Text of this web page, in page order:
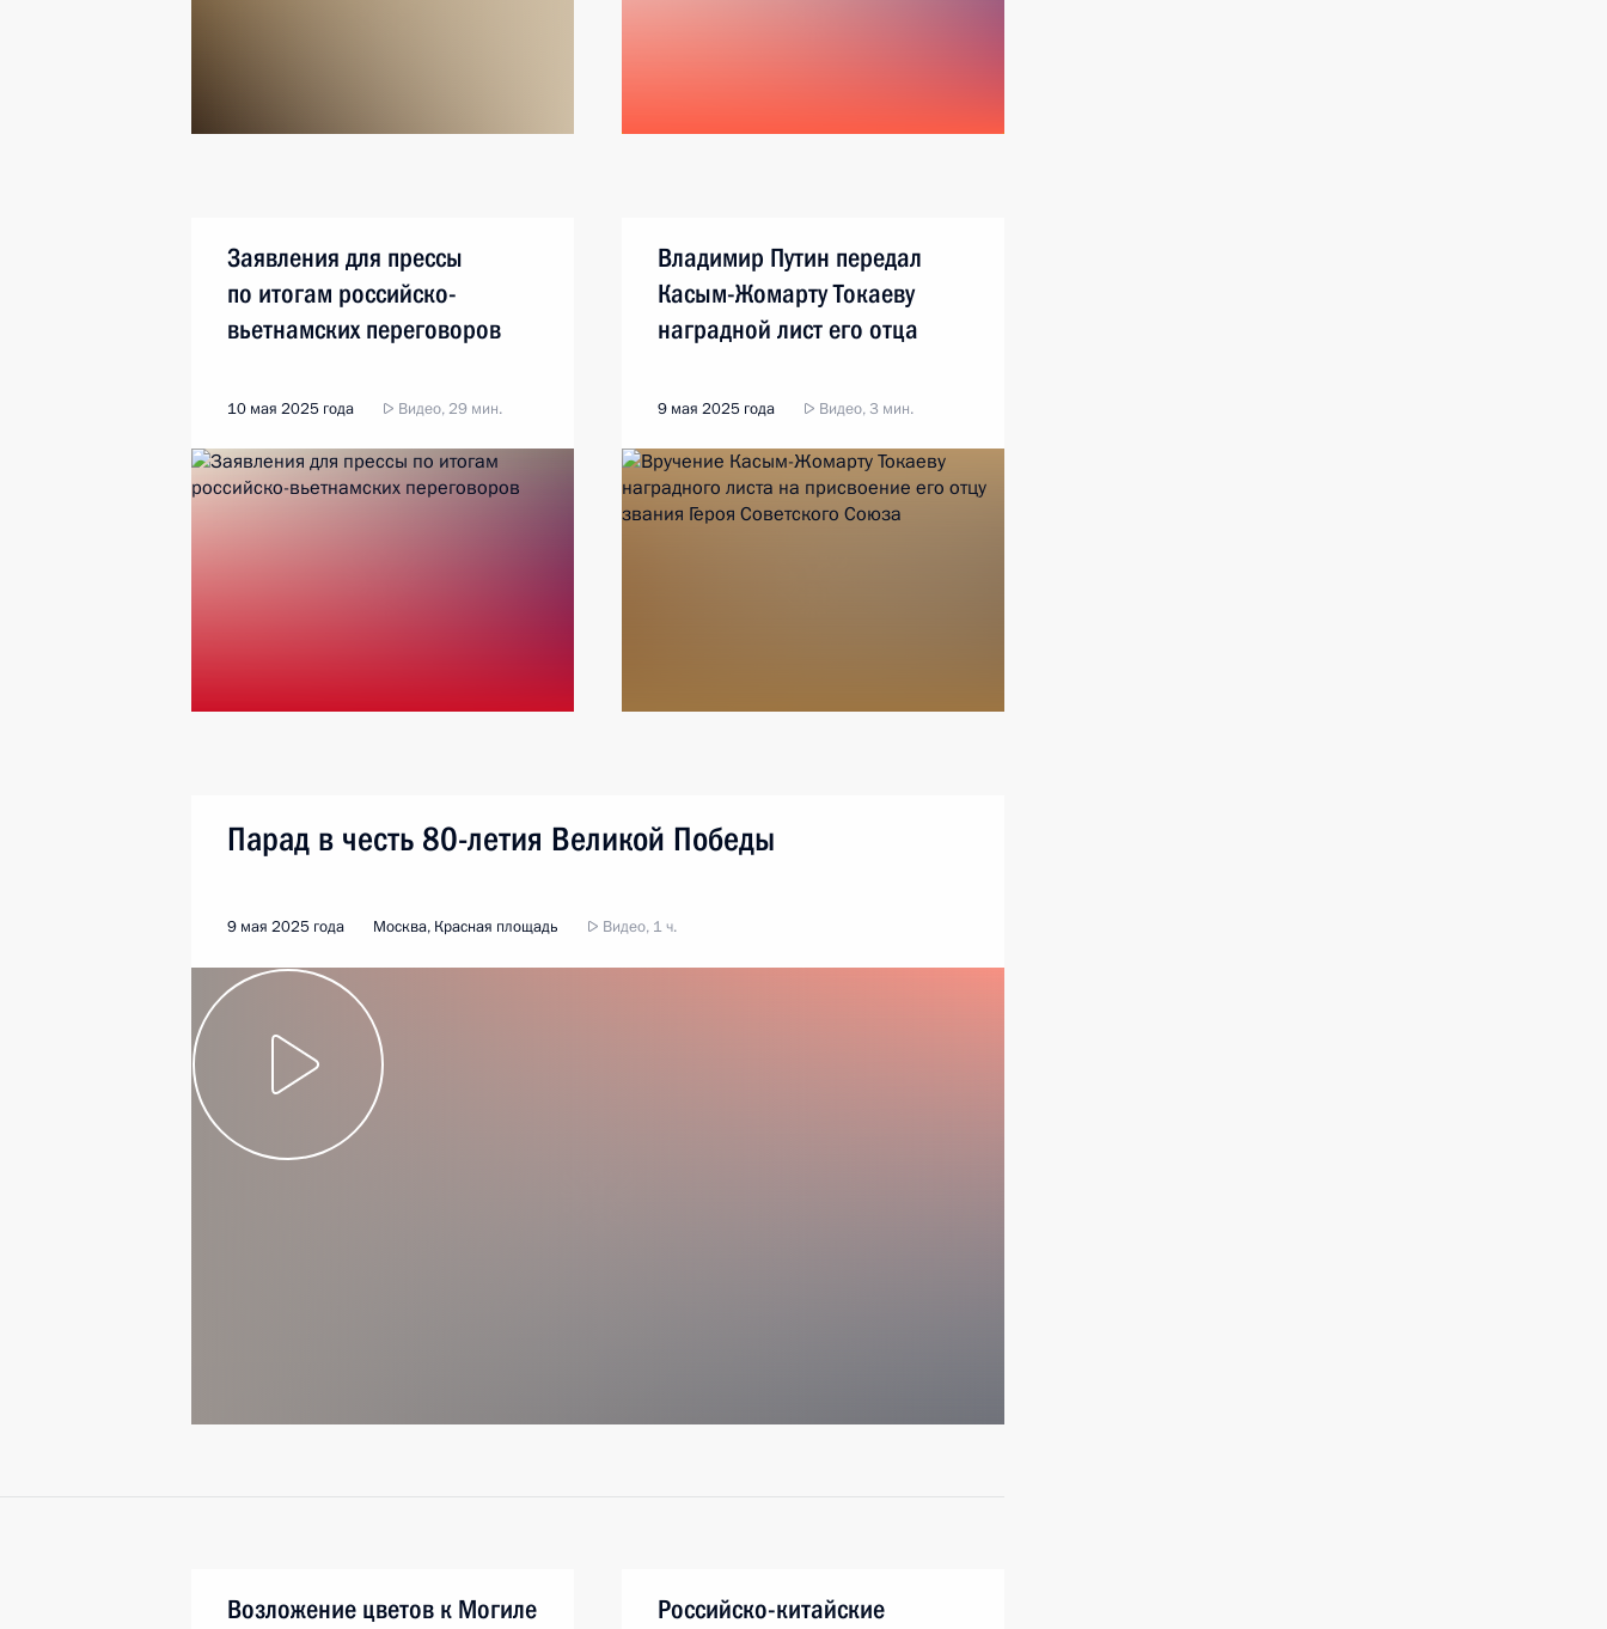
Заявления для прессы
по итогам российско-
вьетнамских переговоров
10 мая 2025 года Видео, 29 мин.
Владимир Путин передал
Касым-Жомарту Токаеву
наградной лист его отца
9 мая 2025 года Видео, 3 мин.
Парад в честь 80-летия Великой Победы
9 мая 2025 года Москва, Красная площадь Видео, 1 ч.
Возложение цветов к Могиле
Российско-китайские